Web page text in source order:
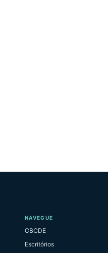
NAVEGUE
CBCDE
Escritórios